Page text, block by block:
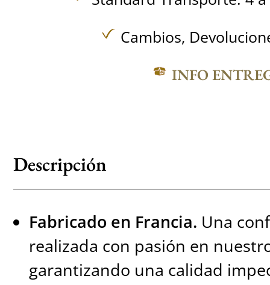
Cambios,
INFO
Descripción
Fabricado en Francia. Una
realizada con pasión en
garantizando una calidad